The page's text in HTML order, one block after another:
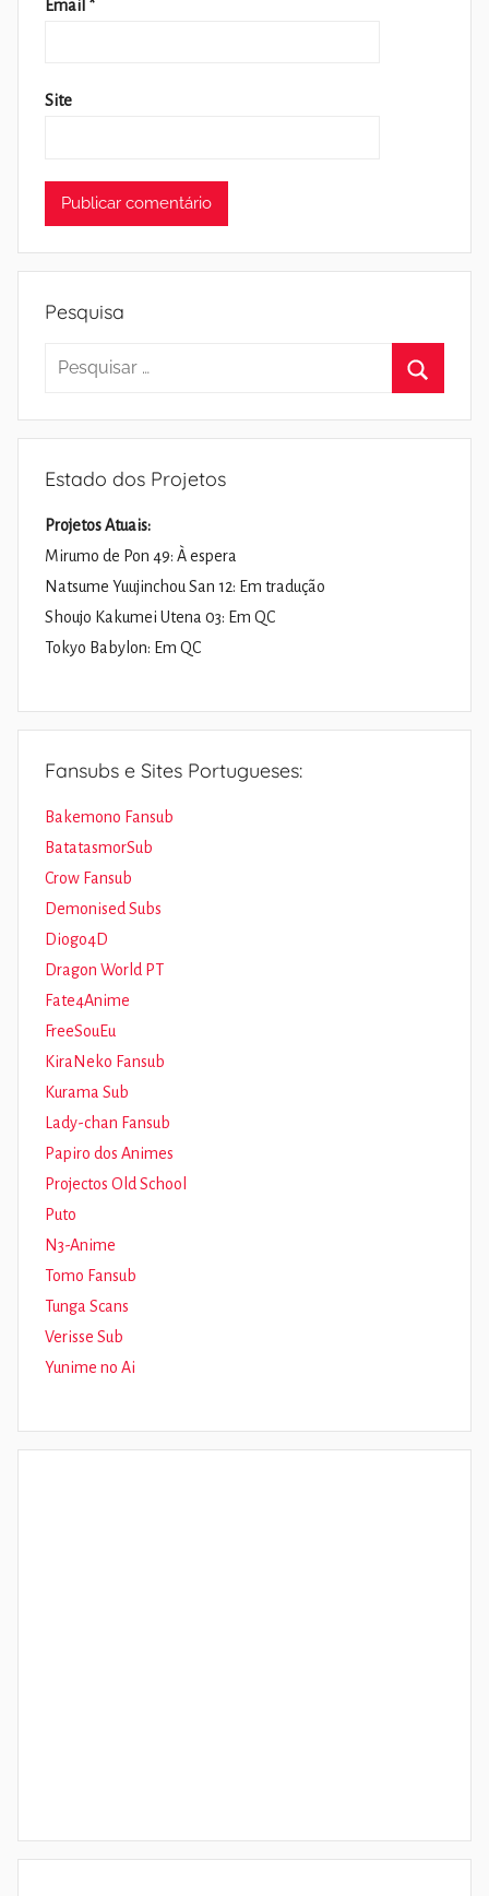
Email *
Site
Pesquisa
Pesquisar
Estado dos Projetos
Projetos Atuais:
Mirumo de Pon 49: À espera
Natsume Yuujinchou San 12: Em tradução
Shoujo Kakumei Utena 03: Em QC
Tokyo Babylon: Em QC
Fansubs e Sites Portugueses:
Bakemono Fansub
BatatasmorSub
Crow Fansub
Demonised Subs
Diogo4D
Dragon World PT
Fate4Anime
FreeSouEu
KiraNeko Fansub
Kurama Sub
Lady-chan Fansub
Papiro dos Animes
Projectos Old School
Puto
N3-Anime
Tomo Fansub
Tunga Scans
Verisse Sub
Yunime no Ai